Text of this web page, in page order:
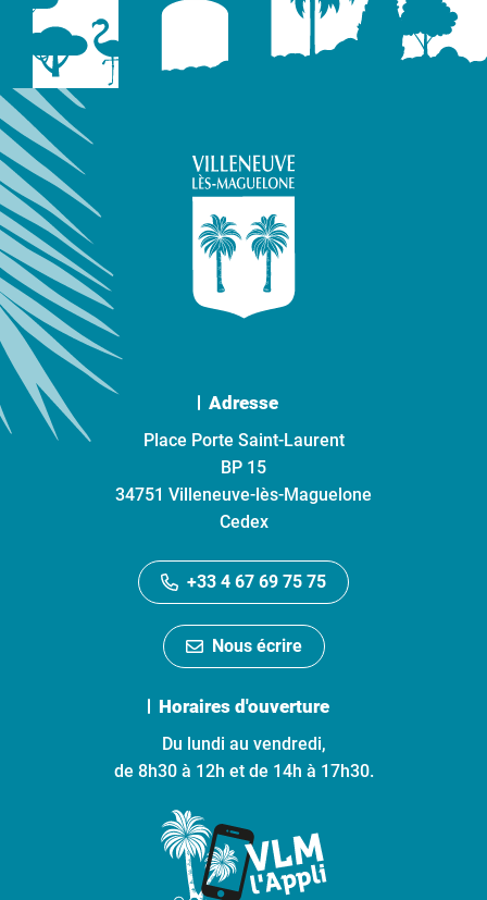
Adresse
Place Porte Saint-Laurent
BP 15
34751 Villeneuve-lès-Maguelone
Cedex
+33 4 67 69 75 75
Nous écrire
Horaires d'ouverture
Du lundi au vendredi,
de 8h30 à 12h et de 14h à 17h30.